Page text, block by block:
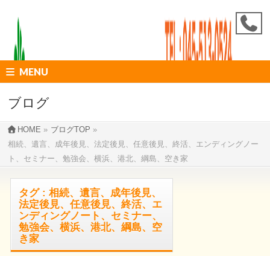
MENU
ブログ
HOME » ブログTOP »
相続、遺言、成年後見、法定後見、任意後見、終活、エンディングノー
ト、セミナー、勉強会、横浜、港北、綱島、空き家
タグ : 相続、遺言、成年後見、
法定後見、任意後見、終活、エ
ンディングノート、セミナー、
勉強会、横浜、港北、綱島、空
き家